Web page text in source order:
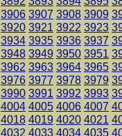
3906 3907 3908 3909
3920 3921 3922 3923
3934 3935 3936 3937
3948 3949 3950 3951
3962 3963 3964 3965
3976 3977 3978 3979
3990 3991 3992 3993
4004 4005 4006 4007
4018 4019 4020 4021
4032 4033 4034 4035